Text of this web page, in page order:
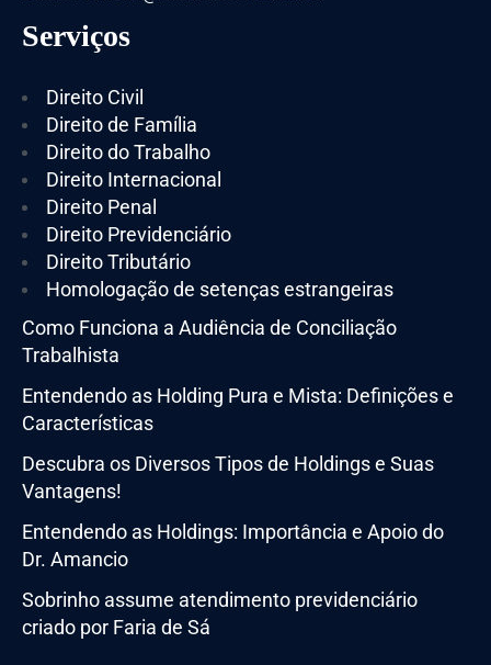
Serviços
Direito Civil
Direito de Família
Direito do Trabalho
Direito Internacional
Direito Penal
Direito Previdenciário
Direito Tributário
Homologação de setenças estrangeiras
Como Funciona a Audiência de Conciliação
Trabalhista
Entendendo as Holding Pura e Mista: Definições e
Características
Descubra os Diversos Tipos de Holdings e Suas
Vantagens!
Entendendo as Holdings: Importância e Apoio do
Dr. Amancio
Sobrinho assume atendimento previdenciário
criado por Faria de Sá